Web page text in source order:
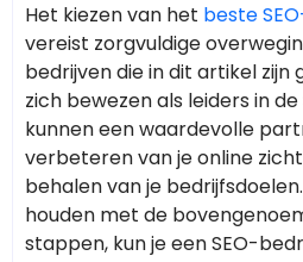
Het kiezen van het beste
vereist zorgvuldige
bedrijven die in dit artikel zijn
zich bewezen als leiders in
kunnen een waardevolle
verbeteren van je online
behalen van je
houden met de
stappen, kun je een SEO-